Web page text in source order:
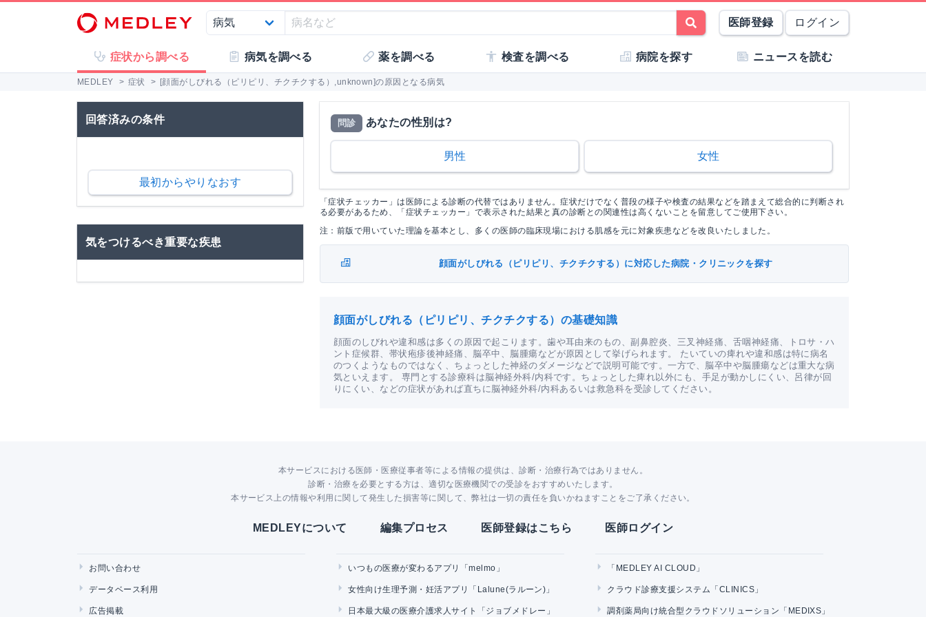
医師登録 ログイン
症状から調べる 病気を調べる 薬を調べる 検査を調べる 病院を探す ニュースを読む
MEDLEY > 症状 > [顔面がしびれる（ピリピリ、チクチクする）,unknown]の原因となる病気
回答済みの条件
最初からやりなおす
気をつけるべき重要な疾患
問診 あなたの性別は?
男性 女性
「症状チェッカー」は医師による診断の代替ではありません。症状だけでなく普段の様子や検査の結果などを踏まえて総合的に判断され
る必要があるため、「症状チェッカー」で表示された結果と真の診断との関連性は高くないことを留意してご使用下さい。
注：前版で用いていた理論を基本とし、多くの医師の臨床現場における肌感を元に対象疾患などを改良いたしました。
顔面がしびれる（ピリピリ、チクチクする）に対応した病院・クリニックを探す
顔面がしびれる（ピリピリ、チクチクする）の基礎知識
顔面のしびれや違和感は多くの原因で起こります。歯や耳由来のもの、副鼻腔炎、三叉神経痛、舌咽神経痛、トロサ・ハ
ント症候群、帯状疱疹後神経痛、脳卒中、脳腫瘍などが原因として挙げられます。 たいていの痺れや違和感は特に病名
のつくようなものではなく、ちょっとした神経のダメージなどで説明可能です。一方で、脳卒中や脳腫瘍などは重大な病
気といえます。 専門とする診療科は脳神経外科/内科です。ちょっとした痺れ以外にも、手足が動かしにくい、呂律が回
りにくい、などの症状があれば直ちに脳神経外科/内科あるいは救急科を受診してください。
本サービスにおける医師・医療従事者等による情報の提供は、診断・治療行為ではありません。
診断・治療を必要とする方は、適切な医療機関での受診をおすすめいたします。
本サービス上の情報や利用に関して発生した損害等に関して、弊社は一切の責任を負いかねますことをご了承ください。
MEDLEYについて 編集プロセス 医師登録はこちら 医師ログイン
お問い合わせ
データベース利用
広告掲載
いつもの医療が変わるアプリ「melmo」
女性向け生理予測・妊活アプリ「Lalune(ラルーン)」
日本最大級の医療介護求人サイト「ジョブメドレー」
「MEDLEY AI CLOUD」
クラウド診療支援システム「CLINICS」
調剤薬局向け統合型クラウドソリューション「MEDIXS」